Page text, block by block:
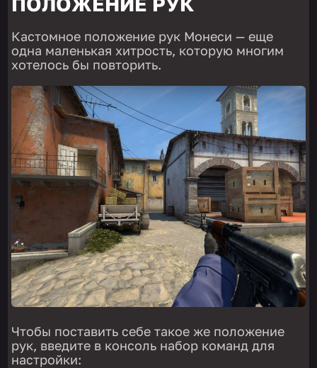
Кастомное положение рук Монеси — еще
одна маленькая хитрость, которую многим
хотелось бы повторить.
Чтобы поставить себе такое же положение
рук, введите в консоль набор команд для
настройки: